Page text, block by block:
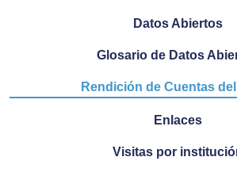
Datos Abiertos
Glosario de Datos
Rendición de Cuentas
Enlaces
Visitas por